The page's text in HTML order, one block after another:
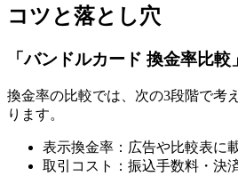
コツと落とし穴
「バンドルカード 換金率比
換金率の比較では、次の3段階で考
ります。
表示換金率：広告や比較表に
取引コスト：振込手数料・決